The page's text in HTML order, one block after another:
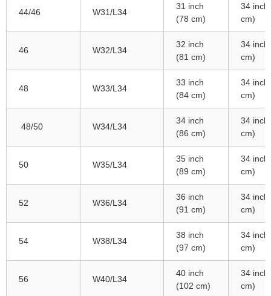
44/46 W31/L34
31 inch
(78 cm)
34 inch
cm)
46 W32/L34
32 inch
(81 cm)
34 inch
cm)
48 W33/L34
33 inch
(84 cm)
34 inch
cm)
48/50 W34/L34
34 inch
(86 cm)
34 inch
cm)
50 W35/L34
35 inch
(89 cm)
34 inch
cm)
52 W36/L34
36 inch
(91 cm)
34 inch
cm)
54 W38/L34
38 inch
(97 cm)
34 inch
cm)
56 W40/L34
40 inch
(102 cm)
34 inch
cm)